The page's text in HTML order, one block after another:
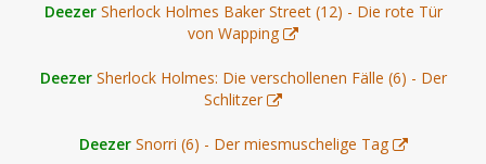
Deezer Sherlock Holmes Baker Street (12) - Die rote Tür
von Wapping
Deezer Sherlock Holmes: Die verschollenen Fälle (6) - Der
Schlitzer
Deezer Snorri (6) - Der miesmuschelige Tag